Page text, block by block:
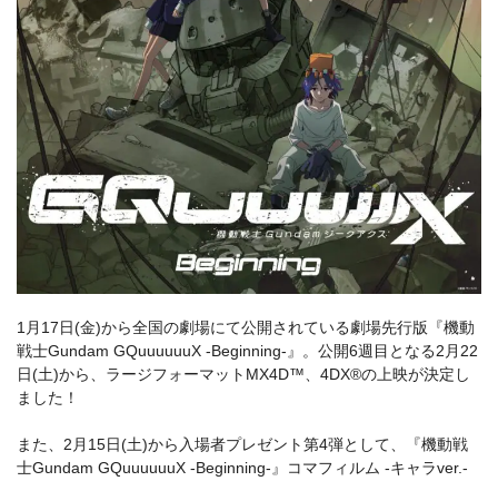
1月17日(金)から全国の劇場にて公開されている劇場先行版『機動
戦士Gundam GQuuuuuuX -Beginning-』。公開6週目となる2月22
日(土)から、ラージフォーマットMX4D™、4DX®の上映が決定し
ました！
また、2月15日(土)から入場者プレゼント第4弾として、『機動戦
士Gundam GQuuuuuuX -Beginning-』コマフィルム -キャラver.-